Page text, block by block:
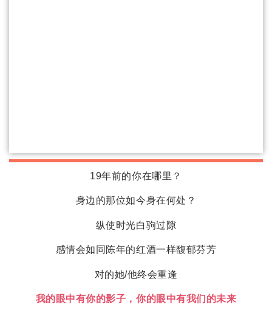
19年前的你在哪里？
身边的那位如今身在何处？
纵使时光白驹过隙
感情会如同陈年的红酒一样馥郁芬芳
对的她/他终会重逢
我的眼中有你的影子，你的眼中有我们的未来